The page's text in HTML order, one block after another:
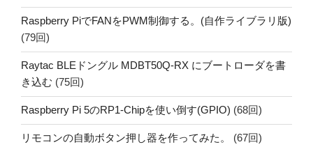
Raspberry PiでFANをPWM制御する。(自作ライブラリ版)
(79回)
Raytac BLEドングル MDBT50Q-RX にブートローダを書
き込む (75回)
Raspberry Pi 5のRP1-Chipを使い倒す(GPIO) (68回)
リモコンの自動ボタン押し器を作ってみた。 (67回)